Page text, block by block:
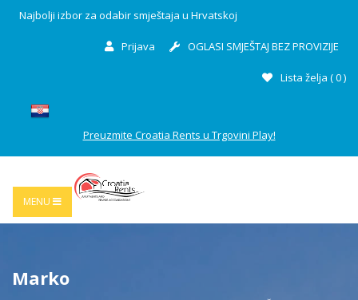
Najbolji izbor za odabir smještaja u Hrvatskoj
Prijava OGLASI SMJEŠTAJ BEZ PROVIZIJE
Lista želja (0)
Preuzmite Croatia Rents u Trgovini Play!
MENU
Marko